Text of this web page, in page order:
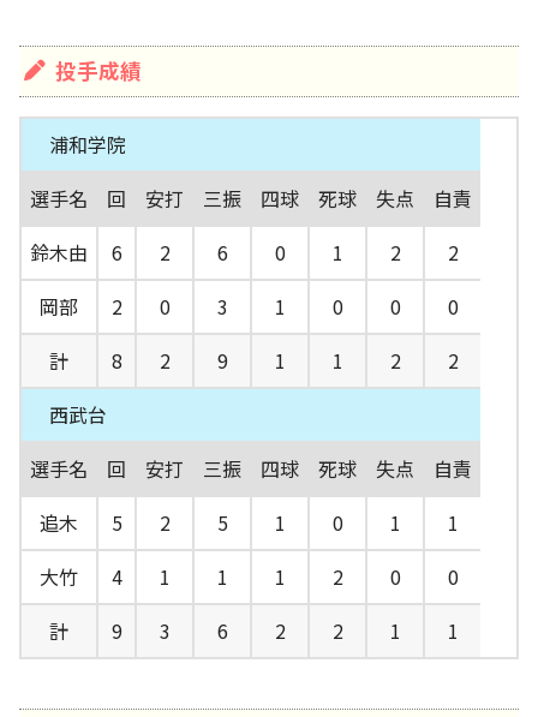
投手成績
浦和学院
選手名
回 安打 三振 四球 死球 失点
自責
鈴木由
6 2 6 0 1 2
2
岡部
2 0 3 1 0 0
0
計
8 2 9 1 1 2
2
西武台
選手名
回 安打 三振 四球 死球 失点
自責
追木
5 2 5 1 0 1
1
大竹
4 1 1 1 2 0
0
計
9 3 6 2 2 1 1